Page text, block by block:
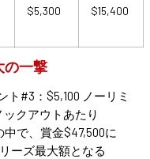
$5,300 $15,400
の一撃
ト#3：$5,100 ノーリミ
クアウトあたり
で、賞金$47,500に
ーズ最大額となる